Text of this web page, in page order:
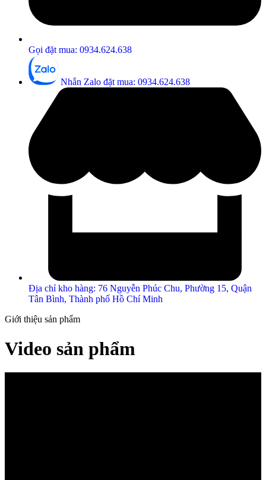
Gọi đặt mua: 0934.624.638
Nhắn Zalo đặt mua: 0934.624.638
Địa chỉ kho hàng: 76 Nguyễn Phúc Chu, Phường 15, Quận
Tân Bình, Thành phố Hồ Chí Minh
Giới thiệu sản phẩm
Video sản phẩm